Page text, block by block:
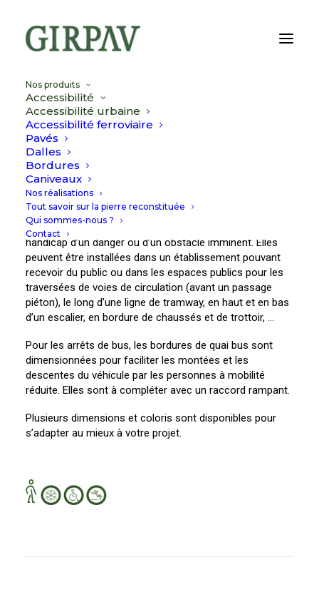
Nos produits
Accessibilité
Accessibilité urbaine
Accessibilité ferroviaire
Pavés
Dalles
Bordures
Caniveaux
Nos réalisations
Tout savoir sur la pierre reconstituée
Qui sommes-nous ?
Contact
ACCESSIBILITÉ URBAINE
Les bandes de guidage, les dalles podotactiles et les
dalles de zone d’attente ont une surface présentant des
reliefs pour prévenir les personnes en situation de
handicap d’un danger ou d’un obstacle imminent. Elles
peuvent être installées dans un établissement pouvant
recevoir du public ou dans les espaces publics pour les
traversées de voies de circulation (avant un passage
piéton), le long d’une ligne de tramway, en haut et en bas
d’un escalier, en bordure de chaussés et de trottoir, …
Pour les arrêts de bus, les bordures de quai bus sont
dimensionnées pour faciliter les montées et les
descentes du véhicule par les personnes à mobilité
réduite. Elles sont à compléter avec un raccord rampant.
Plusieurs dimensions et coloris sont disponibles pour
s’adapter au mieux à votre projet.